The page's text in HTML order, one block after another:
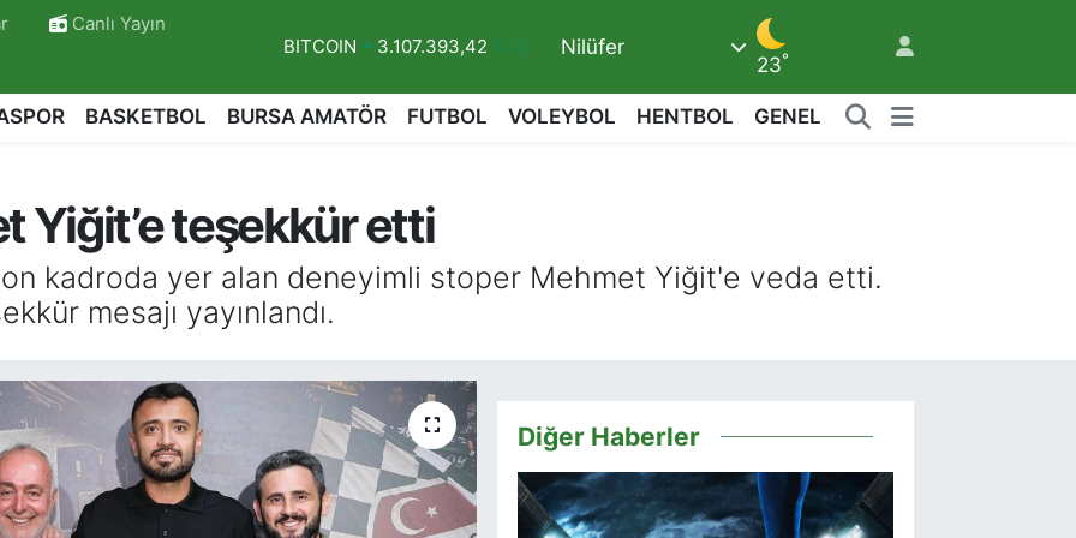
Canlı Yayın
DOLAR
47,7106 %0.17
EURO
55,1652 %0.27
BİST100
Nilüfer
23°
BASKETBOL BURSA AMATÖR FUTBOL VOLEYBOL HENTBOL GENEL
Yiğit’e teşekkür etti
kadroda yer alan deneyimli stoper Mehmet Yiğit'e veda etti.
mesajı yayınlandı.
Diğer Haberler